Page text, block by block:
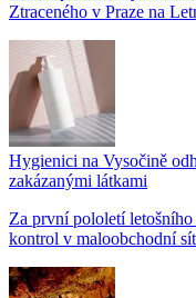
Ztraceného v Praze na
Hygienici na Vysočině
zakázanými látkami
Za první pololetí
kontrol v maloobchodní